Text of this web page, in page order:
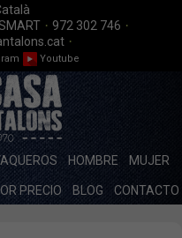
· 972 302 746 ·
·
Youtube
HOMBRE MUJER
PRECIO BLOG CONTACTO